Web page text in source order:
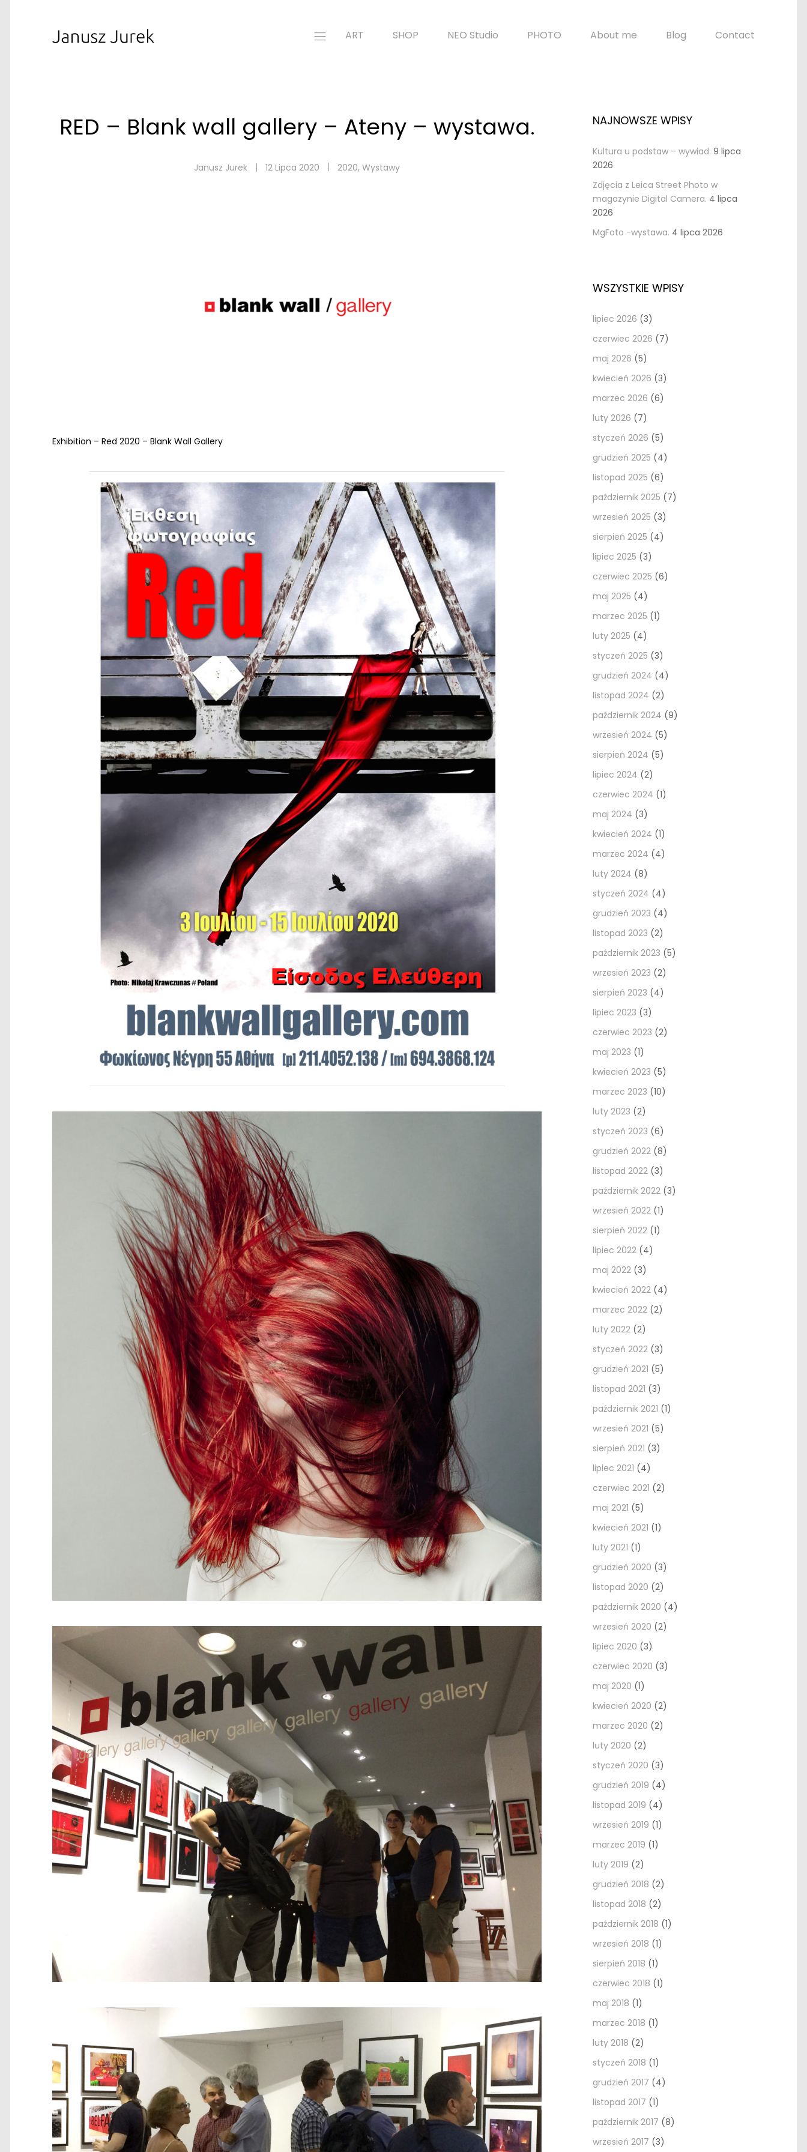
ART SHOP NEO Studio PHOTO About me Blog Contact
RED – Blank wall gallery – Ateny – wystawa.
Janusz Jurek 12 Lipca 2020 2020, Wystawy
Exhibition – Red 2020 – Blank Wall Gallery
NAJNOWSZE WPISY
Kultura u podstaw – wywiad. 9 lipca
2026
Zdjęcia z Leica Street Photo w
magazynie Digital Camera. 4 lipca
2026
MgFoto -wystawa. 4 lipca 2026
WSZYSTKIE WPISY
lipiec 2026 (3)
czerwiec 2026 (7)
maj 2026 (5)
kwiecień 2026 (3)
marzec 2026 (6)
luty 2026 (7)
styczeń 2026 (5)
grudzień 2025 (4)
listopad 2025 (6)
październik 2025 (7)
wrzesień 2025 (3)
sierpień 2025 (4)
lipiec 2025 (3)
czerwiec 2025 (6)
maj 2025 (4)
marzec 2025 (1)
luty 2025 (4)
styczeń 2025 (3)
grudzień 2024 (4)
listopad 2024 (2)
październik 2024 (9)
wrzesień 2024 (5)
sierpień 2024 (5)
lipiec 2024 (2)
czerwiec 2024 (1)
maj 2024 (3)
kwiecień 2024 (1)
marzec 2024 (4)
luty 2024 (8)
styczeń 2024 (4)
grudzień 2023 (4)
listopad 2023 (2)
październik 2023 (5)
wrzesień 2023 (2)
sierpień 2023 (4)
lipiec 2023 (3)
czerwiec 2023 (2)
maj 2023 (1)
kwiecień 2023 (5)
marzec 2023 (10)
luty 2023 (2)
styczeń 2023 (6)
grudzień 2022 (8)
listopad 2022 (3)
październik 2022 (3)
wrzesień 2022 (1)
sierpień 2022 (1)
lipiec 2022 (4)
maj 2022 (3)
kwiecień 2022 (4)
marzec 2022 (2)
luty 2022 (2)
styczeń 2022 (3)
grudzień 2021 (5)
listopad 2021 (3)
październik 2021 (1)
wrzesień 2021 (5)
sierpień 2021 (3)
lipiec 2021 (4)
czerwiec 2021 (2)
maj 2021 (5)
kwiecień 2021 (1)
luty 2021 (1)
grudzień 2020 (3)
listopad 2020 (2)
październik 2020 (4)
wrzesień 2020 (2)
lipiec 2020 (3)
czerwiec 2020 (3)
maj 2020 (1)
kwiecień 2020 (2)
marzec 2020 (2)
luty 2020 (2)
styczeń 2020 (3)
grudzień 2019 (4)
listopad 2019 (4)
wrzesień 2019 (1)
marzec 2019 (1)
luty 2019 (2)
grudzień 2018 (2)
listopad 2018 (2)
październik 2018 (1)
wrzesień 2018 (1)
sierpień 2018 (1)
czerwiec 2018 (1)
maj 2018 (1)
marzec 2018 (1)
luty 2018 (2)
styczeń 2018 (1)
grudzień 2017 (4)
listopad 2017 (1)
październik 2017 (8)
wrzesień 2017 (3)